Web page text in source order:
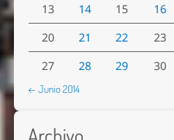
13
14 15 16
20
21 22 23
27
28 29 30
← Junio 2014